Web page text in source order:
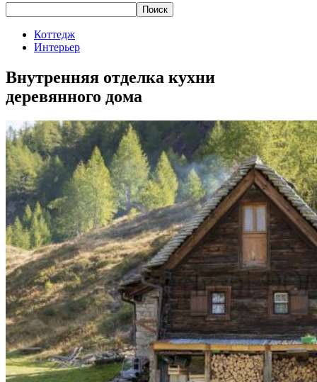
Коттедж
Интерьер
Внутренняя отделка кухни
деревянного дома